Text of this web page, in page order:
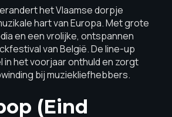
het Vlaamse dorpje
hart van Europa. Met grote
en een vrolijke, ontspannen
van België. De line-up
het voorjaar onthuld en zorgt
bij muziekliefhebbers.
(eind